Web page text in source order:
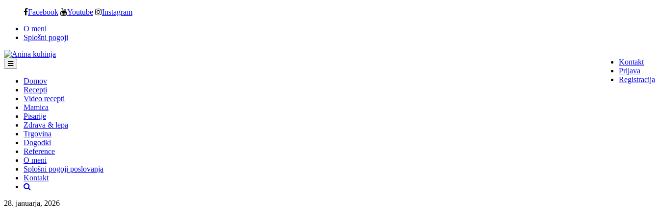
content
Facebook Youtube Instagram
O meni
Splošni pogoji
Kontakt
Prijava
Registracija
Domov
Recepti
Video recepti
Mamica
Pisarije
Zdrava & lepa
Trgovina
Dogodki
Reference
O meni
Splošni pogoji poslovanja
Kontakt
28. januarja, 2026